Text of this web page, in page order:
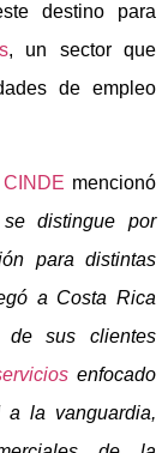
destino para
, un sector que
de empleo
CINDE mencionó
distingue por
para distintas
a Costa Rica
de sus clientes
enfocado
la vanguardia,